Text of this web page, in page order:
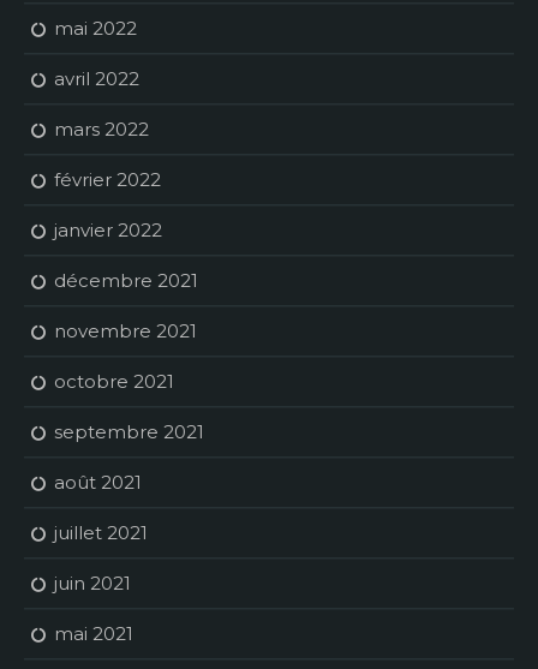
mai 2022
avril 2022
mars 2022
février 2022
janvier 2022
décembre 2021
novembre 2021
octobre 2021
septembre 2021
août 2021
juillet 2021
juin 2021
mai 2021